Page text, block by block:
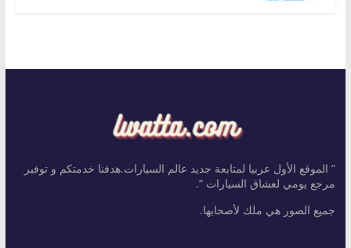
” الموقع الأول عربيا لمتابعة جديد عالم السيارات.هدفنا خدمتكم و توفير
مرجع يومي لعشاق السيارات “.
جميع الصور هي ملك لأصحابها.